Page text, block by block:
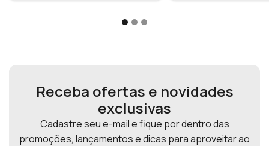
Receba ofertas e novidades
exclusivas
Cadastre seu e-mail e fique por dentro das
promoções, lançamentos e dicas para aproveitar ao